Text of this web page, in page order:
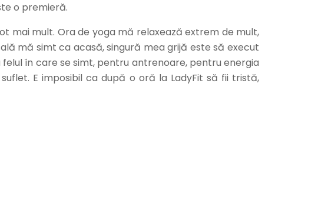
o premieră.
mai mult. Ora de yoga mă relaxează extrem de mult,
mă simt ca acasă, singură mea grijă este să execut
în care se simt, pentru antrenoare, pentru energia
E imposibil ca după o oră la LadyFit să fii tristă,